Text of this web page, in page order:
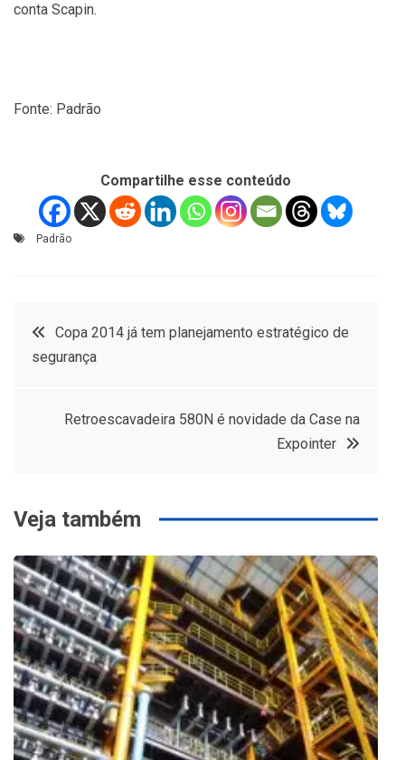
conta Scapin.
Fonte: Padrão
Compartilhe esse conteúdo
Padrão
Navegação
Post
Copa 2014 já tem planejamento estratégico de
segurança
Retroescavadeira 580N é novidade da Case na
Expointer
Veja também